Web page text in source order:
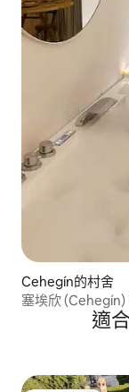
Cehegín的村舍
塞埃欣
適